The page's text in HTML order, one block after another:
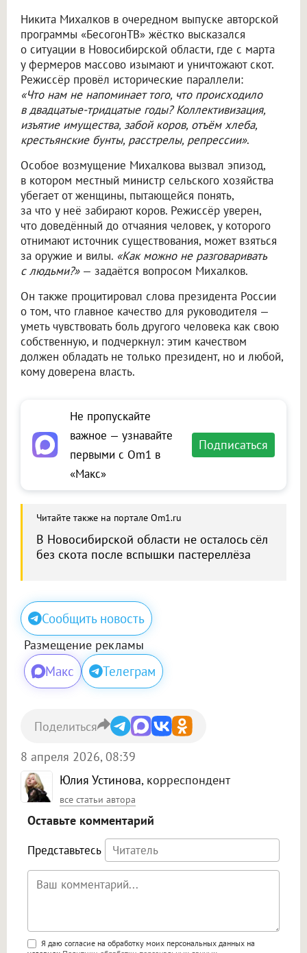
Никита Михалков в очередном выпуске авторской
программы «БесогонТВ» жёстко высказался
о ситуации в Новосибирской области, где с марта
у фермеров массово изымают и уничтожают скот.
Режиссёр провёл исторические параллели:
«Что нам не напоминает того, что происходило
в двадцатые-тридцатые годы? Коллективизация,
изъятие имущества, забой коров, отъём хлеба,
крестьянские бунты, расстрелы, репрессии».
Особое возмущение Михалкова вызвал эпизод,
в котором местный министр сельского хозяйства
убегает от женщины, пытающейся понять,
за что у неё забирают коров. Режиссёр уверен,
что доведённый до отчаяния человек, у которого
отнимают источник существования, может взяться
за оружие и вилы. «Как можно не разговаривать
с людьми?»— задаётся вопросом Михалков.
Он также процитировал слова президента России
о том, что главное качество для руководителя —
уметь чувствовать боль другого человека как свою
собственную, и подчеркнул: этим качеством
должен обладать не только президент, но и любой,
кому доверена власть.
Не пропускайте
важное — узнавайте
первыми с Om1 в
«Макс»
Подписаться
Читайте также на портале Om1.ru
В Новосибирской области не осталось сёл
без скота после вспышки пастереллёза
Сообщить новость
Размещение рекламы
Макс Телеграм
Юлия Устинова, корреспондент
все статьи автора
8 апреля 2026, 08:39
Поделиться
Оставьте комментарий
Представьтесь
Поддержка HTML
Я даю согласие на обработку моих персональных данных на